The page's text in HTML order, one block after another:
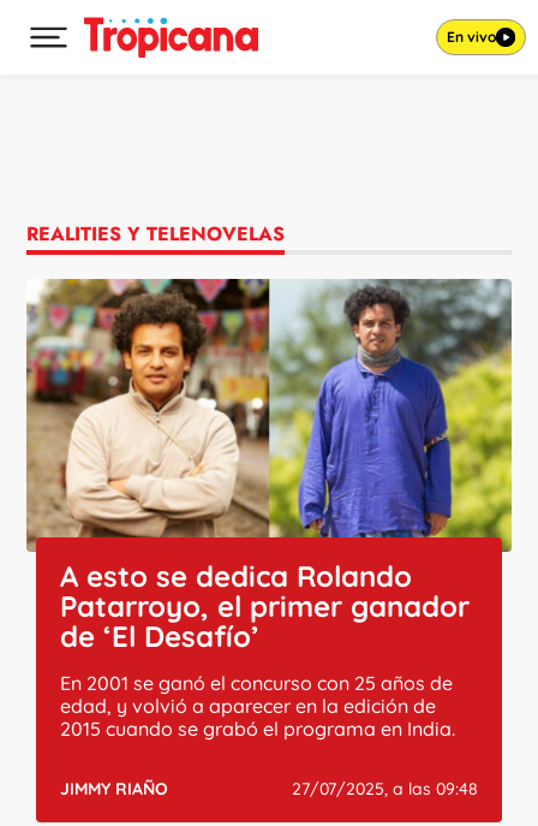
Desplegar menú principal En vivo
REALITIES Y TELENOVELAS
A esto se dedica Rolando
Patarroyo, el primer ganador
de ‘El Desafío’
En 2001 se ganó el concurso con 25 años de
edad, y volvió a aparecer en la edición de
2015 cuando se grabó el programa en India.
JIMMY RIAÑO 27/07/2025, a las 09:48